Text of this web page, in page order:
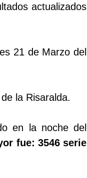
actualizados
21 de Marzo del
la Risaralda.
en la noche del
fue: 3546 serie